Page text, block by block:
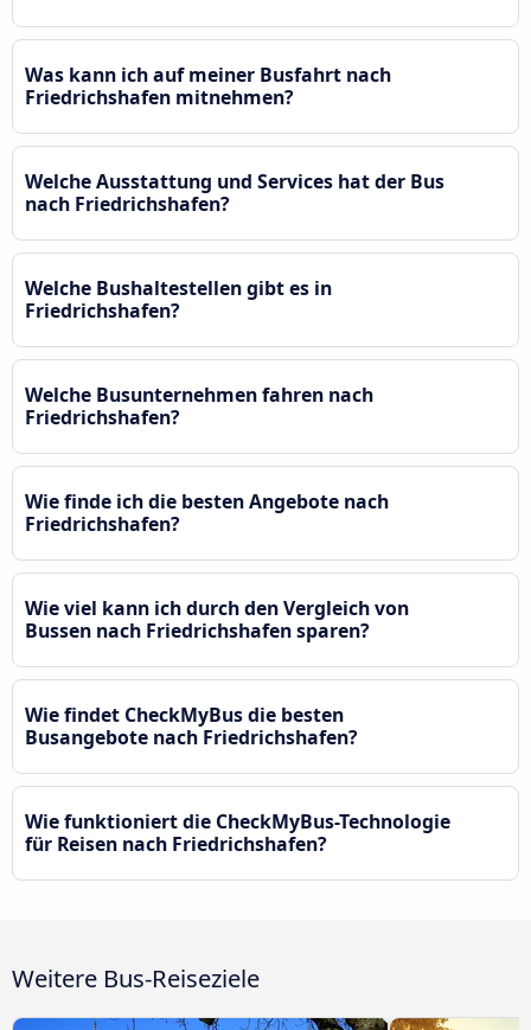
Was kann ich auf meiner Busfahrt nach
Friedrichshafen mitnehmen?
Welche Ausstattung und Services hat der Bus
nach Friedrichshafen?
Welche Bushaltestellen gibt es in
Friedrichshafen?
Welche Busunternehmen fahren nach
Friedrichshafen?
Wie finde ich die besten Angebote nach
Friedrichshafen?
Wie viel kann ich durch den Vergleich von
Bussen nach Friedrichshafen sparen?
Wie findet CheckMyBus die besten
Busangebote nach Friedrichshafen?
Wie funktioniert die CheckMyBus-Technologie
für Reisen nach Friedrichshafen?
Weitere Bus-Reiseziele